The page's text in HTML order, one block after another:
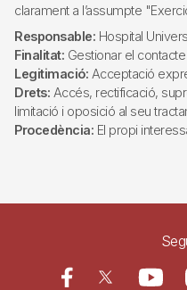
clarament a l’assumpte
Responsable: Hospital
Finalitat: Gestionar el
Legitimació: Acceptació
Drets: Accés, rectificació,
limitació i oposició al seu
Procedència: El propi